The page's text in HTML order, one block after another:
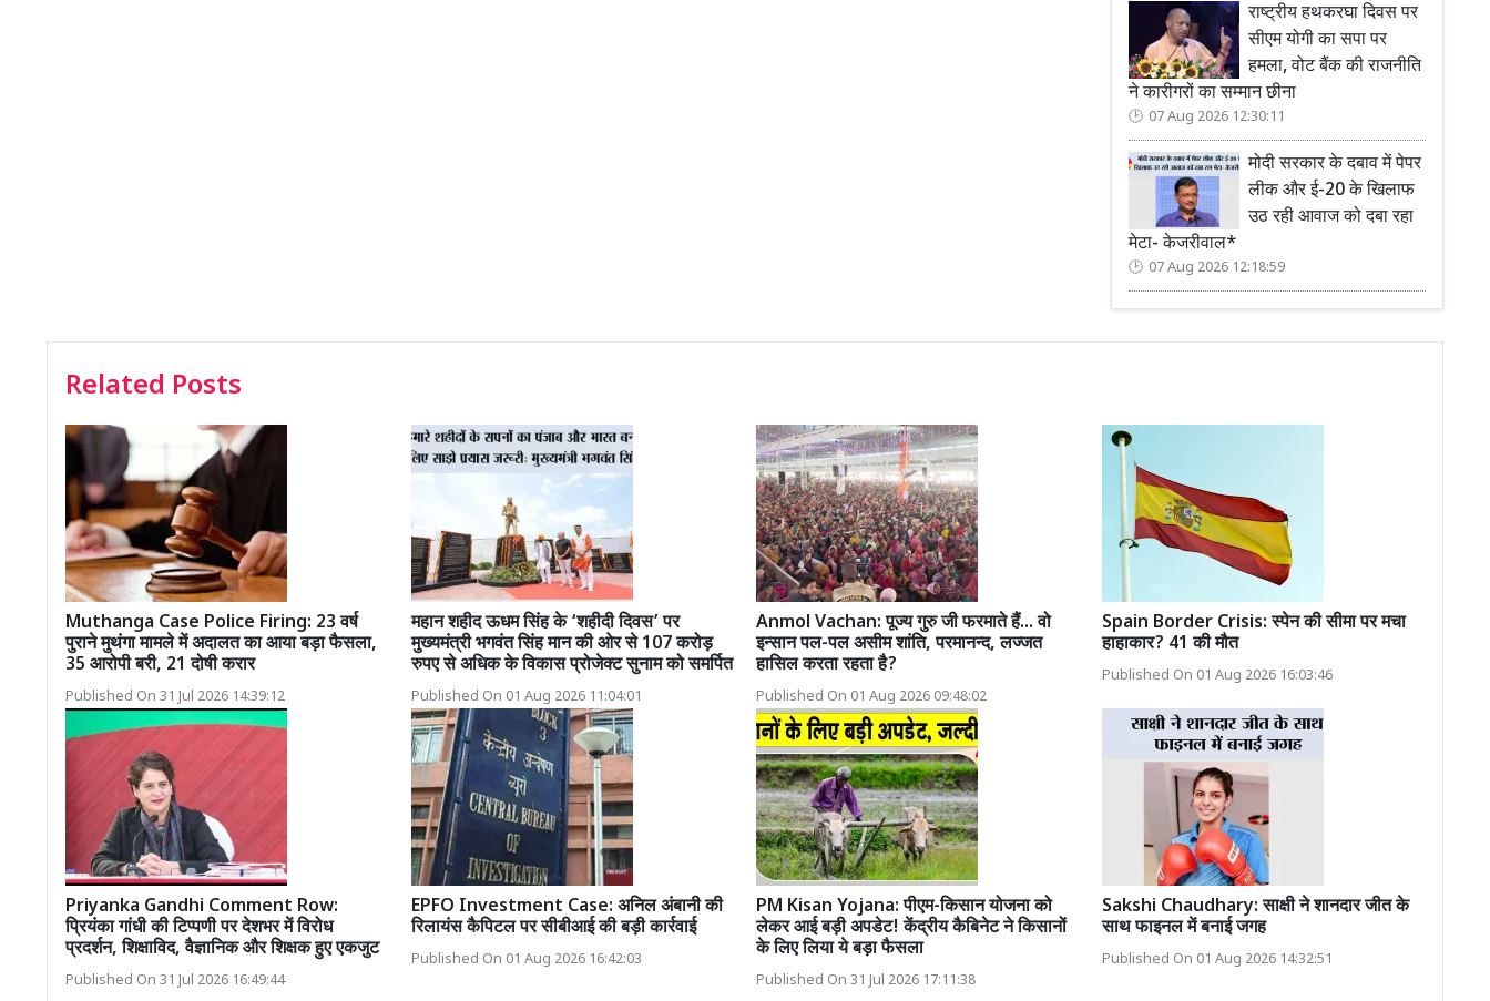
राष्ट्रीय हथकरघा दिवस पर
सीएम योगी का सपा पर
हमला, वोट बैंक की राजनीति
ने कारीगरों का सम्मान छीना
07 Aug 2026 12:30:11
मोदी सरकार के दबाव में पेपर
लीक और ई-20 के खिलाफ
उठ रही आवाज को दबा रहा
मेटा- केजरीवाल*
07 Aug 2026 12:18:59
Related Posts
Muthanga Case Police Firing: 23 वर्ष
पुराने मुथंगा मामले में अदालत का आया बड़ा फैसला,
35 आरोपी बरी, 21 दोषी करार
Published On 31 Jul 2026 14:39:12
महान शहीद ऊधम सिंह के ‘शहीदी दिवस’ पर
मुख्यमंत्री भगवंत सिंह मान की ओर से 107 करोड़
रुपए से अधिक के विकास प्रोजेक्ट सुनाम को समर्पित
Published On 01 Aug 2026 11:04:01
Anmol Vachan: पूज्य गुरु जी फरमाते हैं... वो
इन्सान पल-पल असीम शांति, परमानन्द, लज्जत
हासिल करता रहता है?
Published On 01 Aug 2026 09:48:02
Spain Border Crisis: स्पेन की सीमा पर मचा
हाहाकार? 41 की मौत
Published On 01 Aug 2026 16:03:46
Priyanka Gandhi Comment Row:
प्रियंका गांधी की टिप्पणी पर देशभर में विरोध
प्रदर्शन, शिक्षाविद, वैज्ञानिक और शिक्षक हुए एकजुट
Published On 31 Jul 2026 16:49:44
EPFO Investment Case: अनिल अंबानी की
रिलायंस कैपिटल पर सीबीआई की बड़ी कार्रवाई
Published On 01 Aug 2026 16:42:03
PM Kisan Yojana: पीएम-किसान योजना को
लेकर आई बड़ी अपडेट! केंद्रीय कैबिनेट ने किसानों
के लिए लिया ये बड़ा फैसला
Published On 31 Jul 2026 17:11:38
Sakshi Chaudhary: साक्षी ने शानदार जीत के
साथ फाइनल में बनाई जगह
Published On 01 Aug 2026 14:32:51